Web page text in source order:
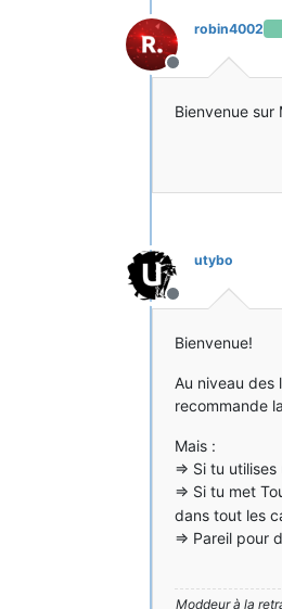
Hors-ligne
robin4002
Bienvenue sur
Hors-ligne
utybo
Bienvenue!
Au niveau des
recommande
Mais :
=> Si tu
=> Si tu met
dans tout les
=> Pareil pour
Moddeur à la